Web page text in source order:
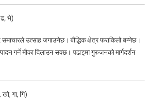
ढ, भे)
उत्साह जगाउनेछ। बौद्धिक क्षेत्र फराकिलो बन्नेछ।
गर्ने मौका दिलाउन सक्छ। पढाइमा गुरुजनको मार्गदर्शन
गा, गि)